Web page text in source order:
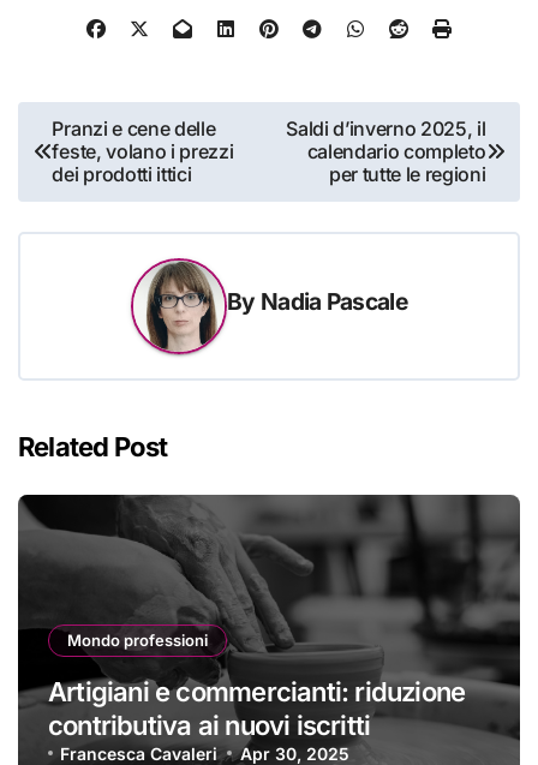
Navigazione
articoli
Pranzi e cene delle
feste, volano i prezzi
dei prodotti ittici
Saldi d’inverno 2025, il
calendario completo
per tutte le regioni
By Nadia Pascale
Related Post
Mondo professioni
Artigiani e commercianti: riduzione
contributiva ai nuovi iscritti
Francesca Cavaleri Apr 30, 2025